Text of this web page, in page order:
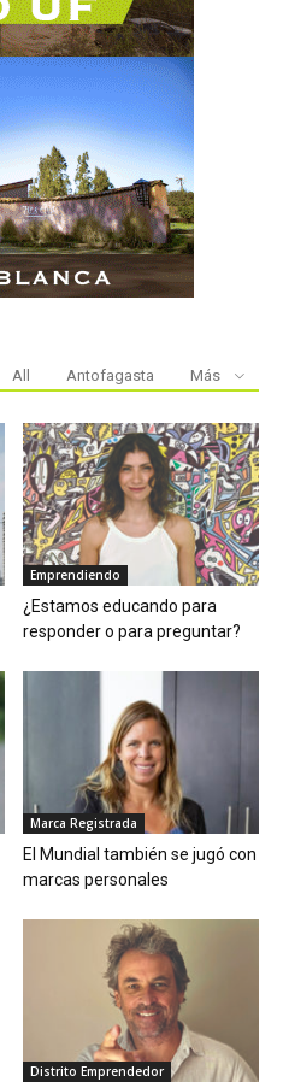
All Antofagasta Más
Emprendiendo
¿Estamos educando para
responder o para preguntar?
Marca Registrada
El Mundial también se jugó con
marcas personales
Distrito Emprendedor